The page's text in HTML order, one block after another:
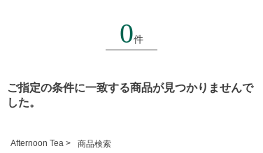
0件
ご指定の条件に一致する商品が見つかりませんで
した。
Afternoon Tea > 商品検索